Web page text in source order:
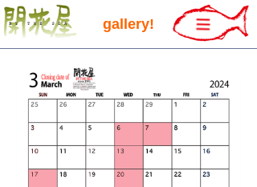
gallery!